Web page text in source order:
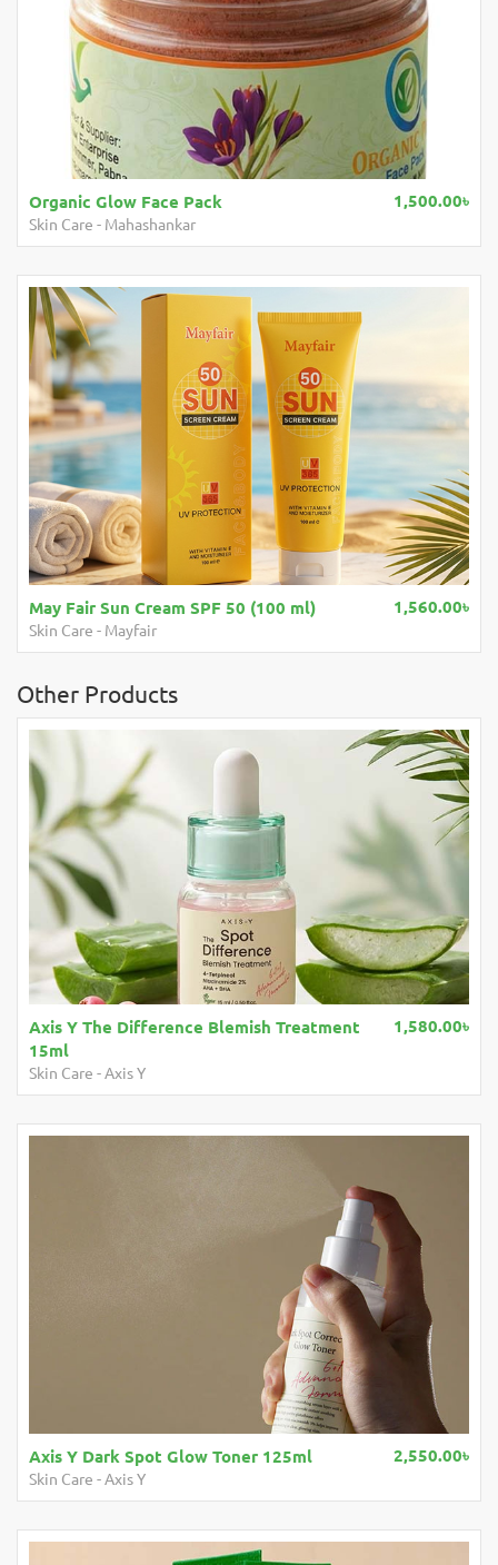
1,500.00৳
1,560.00৳
SandalWood Radiant Soap
Body Care -Mahashankar
Medicube Zero Pore One Day Cream 50ml
Medicube
Other Products
1,580.00৳
Axis Y The Difference Blemish Treatment
15ml
Skin Care -Axis Y
2,550.00৳
Axis Y Dark Spot Glow Toner 125ml
Skin Care -Axis Y